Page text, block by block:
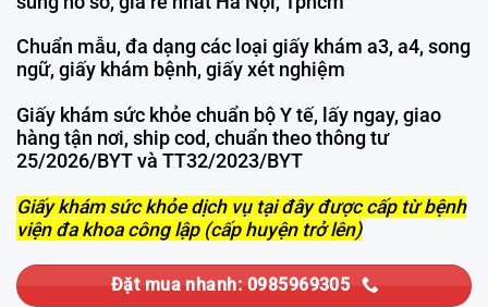
Chuẩn mẫu, đa dạng các loại giấy khám a3, a4, song
ngữ, giấy khám bệnh, giấy xét nghiệm
Giấy khám sức khỏe chuẩn bộ Y tế, lấy ngay, giao
hàng tận nơi, ship cod, chuẩn theo thông tư
25/2026/BYT và TT32/2023/BYT
Giấy khám sức khỏe dịch vụ tại đây được cấp từ bệnh
viện đa khoa công lập (cấp huyện trở lên)
Đặt mua nhanh: 0985969305